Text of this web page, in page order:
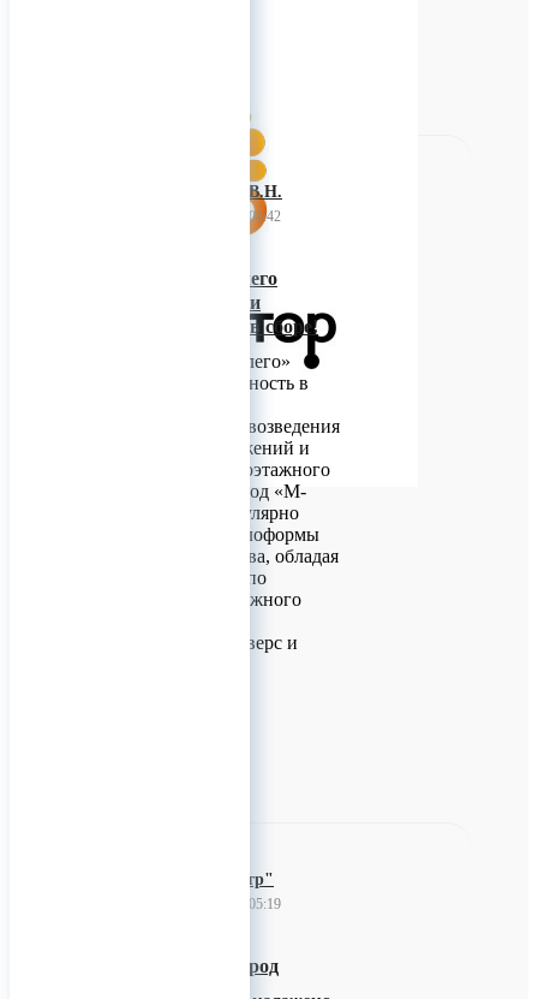
ИП Багнюк В.Н.
21 апреля 2023 08:42
Металлоформы лего
блоков, траверса и
кантователь. Все в сборе!
Бетонные блоки «лего»
набирают популярность в
используются для возведения
временных сооружений и
капитального малоэтажного
строительства. Завод «М-
Конструктор» регулярно
производит металлоформы
для их производства, обладая
компетенциями и по
выпуску более сложного
оборудования: траверс и
ООО "Спектр"
21 апреля 2023 05:19
Технический углерод